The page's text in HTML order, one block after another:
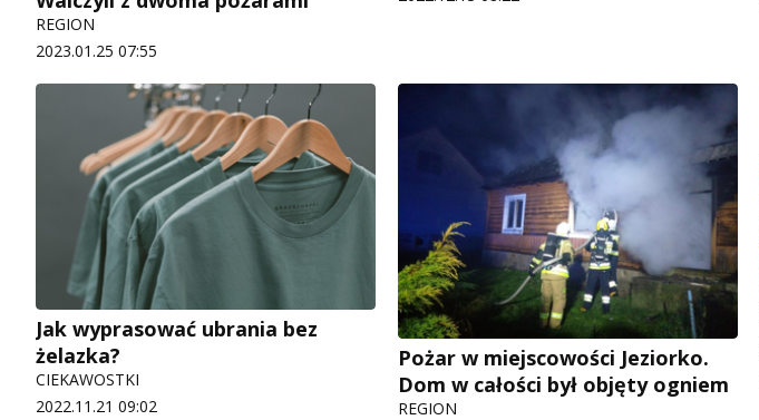
REGION
2023.01.25 07:55
Jak wyprasować ubrania bez
żelazka?
CIEKAWOSTKI
2022.11.21 09:02
Pożar w miejscowości Jeziorko.
Dom w całości był objęty ogniem
REGION